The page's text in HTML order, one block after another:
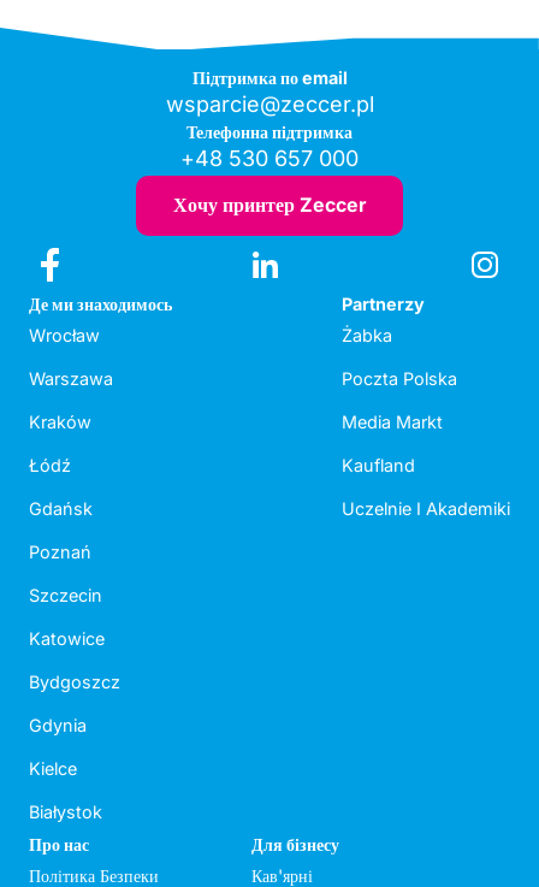
Підтримка по email
wsparcie@zeccer.pl
Телефонна підтримка
+48 530 657 000
Хочу принтер Zeccer
Де ми знаходимось
Wrocław
Warszawa
Kraków
Łódź
Gdańsk
Poznań
Szczecin
Katowice
Bydgoszcz
Gdynia
Kielce
Białystok
Partnerzy
Żabka
Poczta Polska
Media Markt
Kaufland
Uczelnie I Akademiki
Про нас
Політика Безпеки
Для бізнесу
Кав'ярні